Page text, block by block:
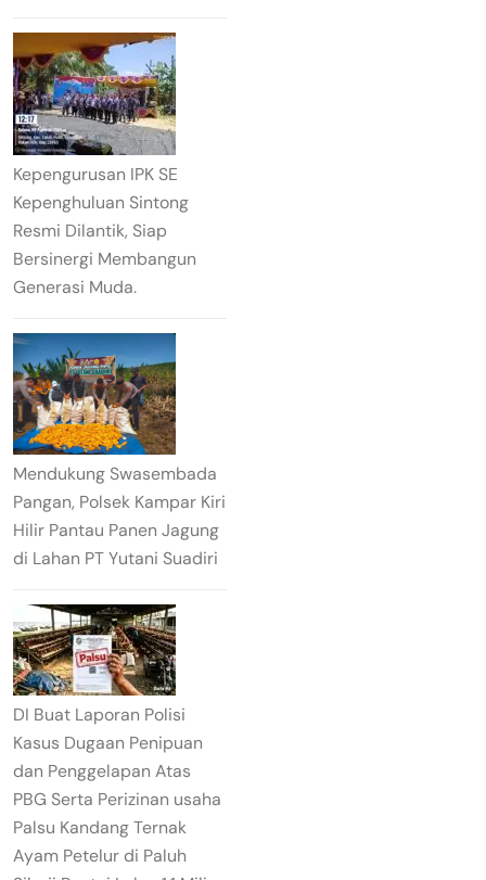
Kepengurusan IPK SE
Kepenghuluan Sintong
Resmi Dilantik, Siap
Bersinergi Membangun
Generasi Muda.
Mendukung Swasembada
Pangan, Polsek Kampar Kiri
Hilir Pantau Panen Jagung
di Lahan PT Yutani Suadiri
DI Buat Laporan Polisi
Kasus Dugaan Penipuan
dan Penggelapan Atas
PBG Serta Perizinan usaha
Palsu Kandang Ternak
Ayam Petelur di Paluh